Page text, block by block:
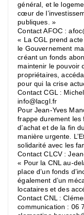
général, et le
cœur de
publiques. »
Contact AFOC :
« La CGL prend
le Gouvernement
créant un fonds
maintenir le pouvoir
propriétaires,
pour qui la crise
Contact CGL :
info@lacgl.fr
Pour Jean-Yves
frappe durement les
d’achat et de la fin
manière urgente.
solidarité avec les
Contact CLCV :
« Pour la CNL au-
place d’un fonds
également d’un
locataires et des
Contact CNL :
communication : 06